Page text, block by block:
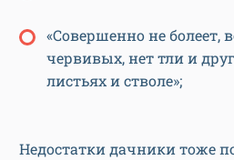
«Совершенно не болеет,
червивых, нет тли и
листьях и стволе»;
Недостатки дачники тоже